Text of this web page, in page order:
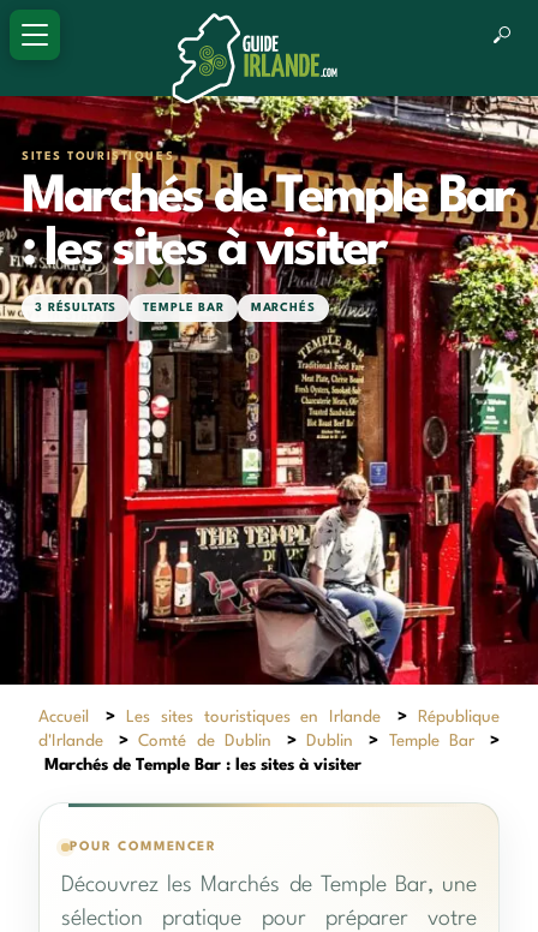
SITES TOURISTIQUES
Marchés de Temple Bar
: les sites à visiter
3 RÉSULTATS TEMPLE BAR MARCHÉS
Accueil > Les sites touristiques en Irlande >
République
d'Irlande
>Comté de Dublin > Dublin > Temple Bar
>
Marchés de Temple Bar : les sites à visiter
POUR COMMENCER
Découvrez les Marchés de Temple Bar, une
sélection pratique pour préparer votre